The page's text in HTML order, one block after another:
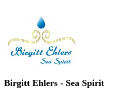
Birgitt Ehlers - Sea Spirit